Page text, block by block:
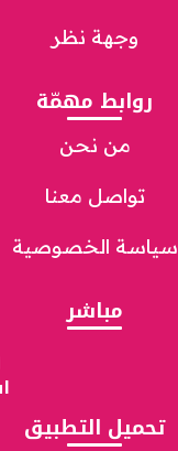
وجهة نظر
روابط مهمّة
من نحن
تواصل معنا
سياسة الخصوصية
مباشر
تحميل التطبيق